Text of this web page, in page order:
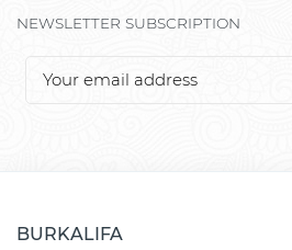
NEWSLETTER SUBSCRIPTION
BURKALIFA